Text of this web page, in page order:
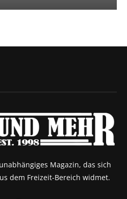
Magazin, das sich
dem Freizeit-Bereich widmet.